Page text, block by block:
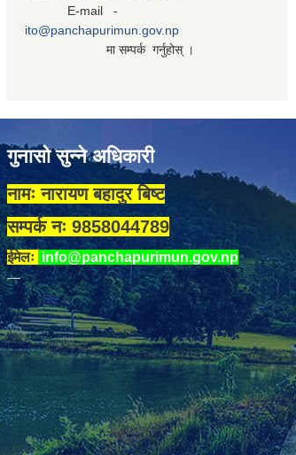
E-mail -
ito@panchapurimun.gov.np
मा सम्पर्क गर्नुहोस् ।
गुनासो सुन्ने अधिकारी
नामः नारायण बहादुर बिष्ट
सम्पर्क नः 9858044789
ईमेलः info@panchapurimun.gov.np